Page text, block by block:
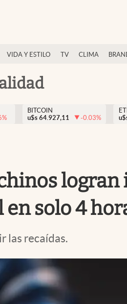
VIDA Y ESTILO TV CLIMA
%
BITCOIN
u$s 64.927,11 -0.03%
solo 4
las recaídas.